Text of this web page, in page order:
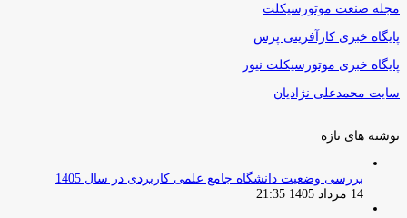
مجله صنعت موتورسیکلت
پایگاه خبری کارآفرینی پرس
پایگاه خبری موتورسیکلت نیوز
سایت محمدعلی نژادیان
نوشته های تازه
بررسی وضعیت دانشگاه جامع علمی کاربردی در سال 1405
14 مرداد 1405 21:35